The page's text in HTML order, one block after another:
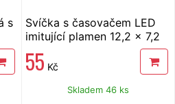
s
Svíčka s časovačem LED
imitující plamen 12,2 x 7,2
55 Kč
Skladem 46 ks